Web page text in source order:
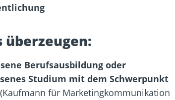
überzeugen:
Berufsausbildung oder
Studium mit dem Schwerpunkt
für Marketingkommunikation